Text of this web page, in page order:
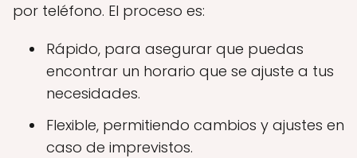
por teléfono. El proceso es:
Rápido, para asegurar que puedas
encontrar un horario que se ajuste a tus
necesidades.
Flexible, permitiendo cambios y ajustes en
caso de imprevistos.